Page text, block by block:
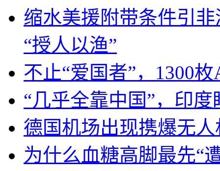
缩水美援附带条件引
“授人以渔”
不止“爱国者”，1300
“几乎全靠中国”，印
德国机场出现携爆无
为什么血糖高脚最先“